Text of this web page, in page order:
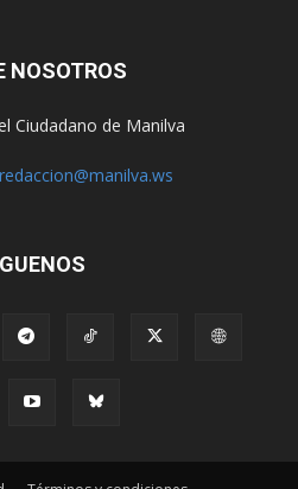
NOSOTROS
Ciudadano de Manilva
redaccion@manilva.ws